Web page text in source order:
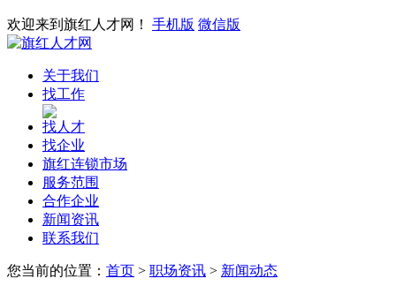
欢迎来到旗红人才网！ 手机版 微信版
关于我们
找工作
找人才
找企业
旗红连锁市场
服务范围
合作企业
新闻资讯
联系我们
您当前的位置： 首页 > 职场资讯 > 新闻动态